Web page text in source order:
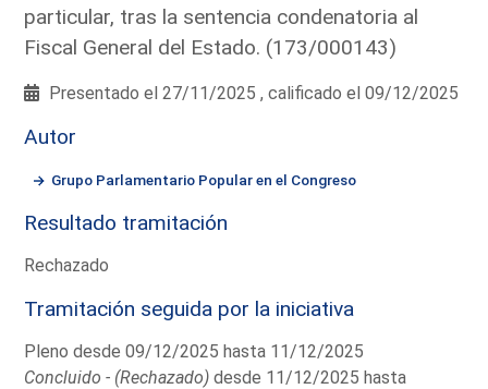
particular, tras la sentencia condenatoria al
Fiscal General del Estado. (173/000143)
Presentado el 27/11/2025 , calificado el 09/12/2025
Autor
Grupo Parlamentario Popular en el Congreso
Resultado tramitación
Rechazado
Tramitación seguida por la iniciativa
Pleno desde 09/12/2025 hasta 11/12/2025
Concluido - (Rechazado) desde 11/12/2025 hasta